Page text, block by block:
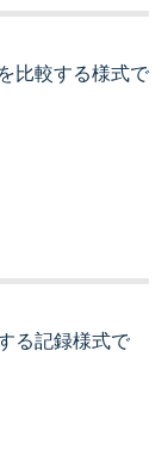
比較する様式で
る記録様式で